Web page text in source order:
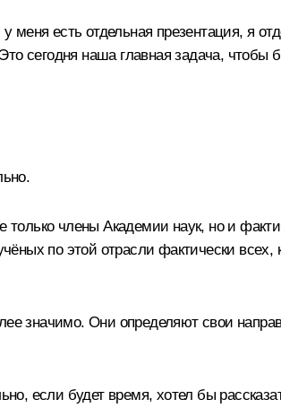
есть отдельная презентация, я
сегодня наша главная задача, чтобы
только члены Академии наук, но и
по этой отрасли фактически всех,
значимо. Они определяют свои
если будет время, хотел бы